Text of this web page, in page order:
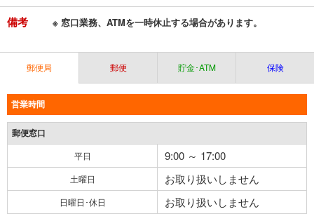
備考 ※ 窓口業務、ATMを一時休止する場合があります。
郵便局 郵便 貯金･ATM 保険
営業時間
郵便窓口
平日 9:00 ～ 17:00
土曜日 お取り扱いしません
日曜日･休日 お取り扱いしません